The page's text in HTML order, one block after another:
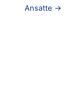
Ansatte →